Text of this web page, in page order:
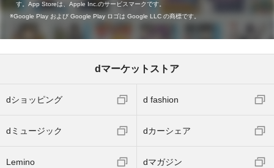
す。App Storeは、Apple Inc.のサービスマークです。
Google Play および Google Play ロゴは Google LLC の商標です。
dマーケットストア
dショッピング d fashion
dミュージック dカーシェア
Lemino dマガジン